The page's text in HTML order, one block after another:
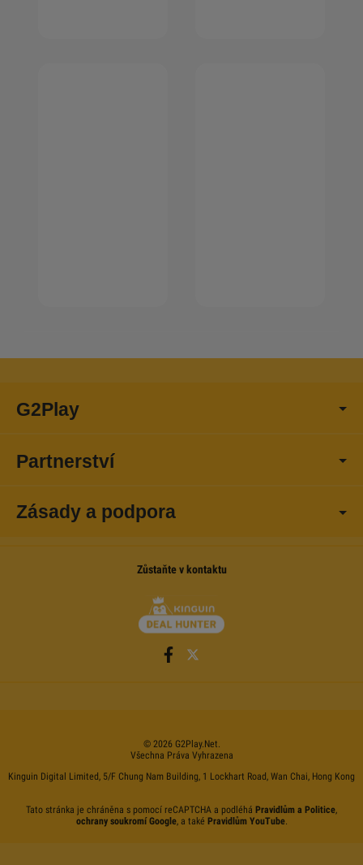
G2Play
Partnerství
Zásady a podpora
Zůstaňte v kontaktu
© 2026 G2Play.net.
Všechna Práva Vyhrazena
Kinguin Digital Limited, 5/F Chung Nam Building, 1 Lockhart Road, Wan Chai, Hong Kong
Tato stránka je chráněna s pomocí reCAPTCHA a podléhá Pravidlům a Politice,
ochrany soukromí Google, a také Pravidlům YouTube.